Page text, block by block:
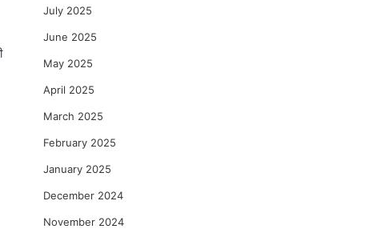
July 2025
June 2025
May 2025
April 2025
March 2025
February 2025
January 2025
December 2024
November 2024